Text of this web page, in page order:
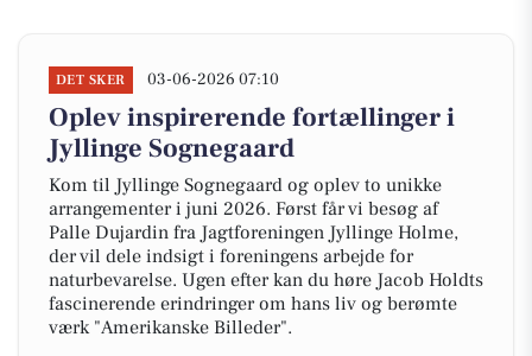
DET SKER 03-06-2026 07:10
Oplev inspirerende fortællinger i
Jyllinge Sognegaard
Kom til Jyllinge Sognegaard og oplev to unikke
arrangementer i juni 2026. Først får vi besøg af
Palle Dujardin fra Jagtforeningen Jyllinge Holme,
der vil dele indsigt i foreningens arbejde for
naturbevarelse. Ugen efter kan du høre Jacob Holdts
fascinerende erindringer om hans liv og berømte
værk "Amerikanske Billeder".